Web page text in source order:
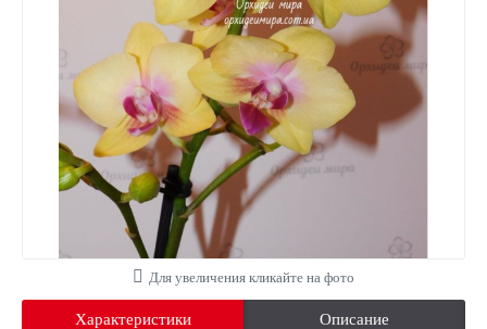
Для увеличения кликайте на фото
Характеристики Описание